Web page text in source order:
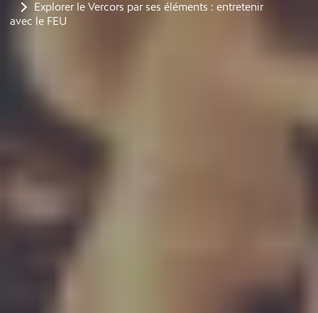
Explorer le Vercors par ses éléments : entretenir
avec le FEU